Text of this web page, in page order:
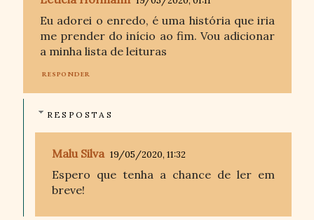
Eu adorei o enredo, é uma história que iria
me prender do início ao fim. Vou adicionar
a minha lista de leituras
RESPONDER
RESPOSTAS
Malu Silva 19/05/2020, 11:32
Espero que tenha a chance de ler em
breve!